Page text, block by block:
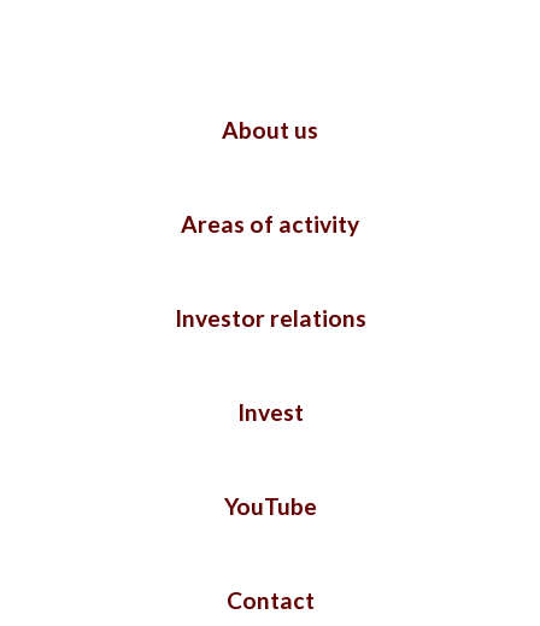
About us
Areas of activity
Investor relations
Invest
YouTube
Contact